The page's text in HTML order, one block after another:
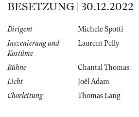
BESETZUNG | 30.12.2022
Dirigent
Michele Spotti
Inszenierung und
Kostüme
Laurent Pelly
Bühne
Chantal Thomas
Licht
Joël Adam
Chorleitung
Thomas Lang